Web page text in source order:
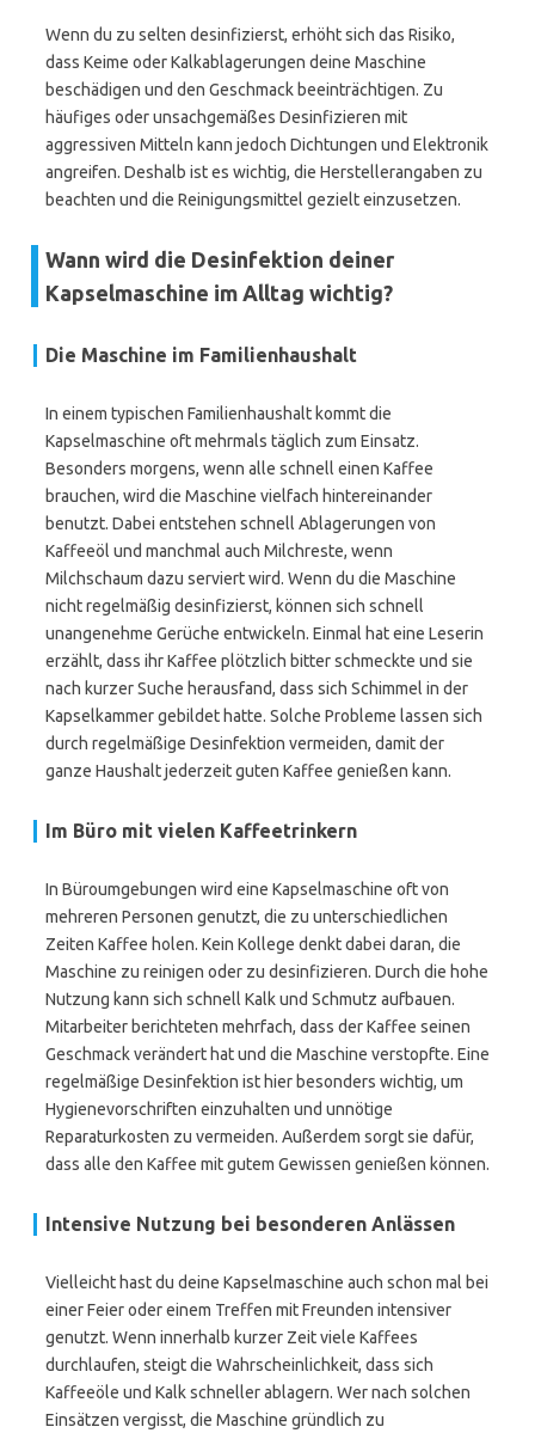
Wenn du zu selten desinfizierst, erhöht sich das Risiko,
dass Keime oder Kalkablagerungen deine Maschine
beschädigen und den Geschmack beeinträchtigen. Zu
häufiges oder unsachgemäßes Desinfizieren mit
aggressiven Mitteln kann jedoch Dichtungen und Elektronik
angreifen. Deshalb ist es wichtig, die Herstellerangaben zu
beachten und die Reinigungsmittel gezielt einzusetzen.
Wann wird die Desinfektion deiner
Kapselmaschine im Alltag wichtig?
Die Maschine im Familienhaushalt
In einem typischen Familienhaushalt kommt die
Kapselmaschine oft mehrmals täglich zum Einsatz.
Besonders morgens, wenn alle schnell einen Kaffee
brauchen, wird die Maschine vielfach hintereinander
benutzt. Dabei entstehen schnell Ablagerungen von
Kaffeeöl und manchmal auch Milchreste, wenn
Milchschaum dazu serviert wird. Wenn du die Maschine
nicht regelmäßig desinfizierst, können sich schnell
unangenehme Gerüche entwickeln. Einmal hat eine Leserin
erzählt, dass ihr Kaffee plötzlich bitter schmeckte und sie
nach kurzer Suche herausfand, dass sich Schimmel in der
Kapselkammer gebildet hatte. Solche Probleme lassen sich
durch regelmäßige Desinfektion vermeiden, damit der
ganze Haushalt jederzeit guten Kaffee genießen kann.
Im Büro mit vielen Kaffeetrinkern
In Büroumgebungen wird eine Kapselmaschine oft von
mehreren Personen genutzt, die zu unterschiedlichen
Zeiten Kaffee holen. Kein Kollege denkt dabei daran, die
Maschine zu reinigen oder zu desinfizieren. Durch die hohe
Nutzung kann sich schnell Kalk und Schmutz aufbauen.
Mitarbeiter berichteten mehrfach, dass der Kaffee seinen
Geschmack verändert hat und die Maschine verstopfte. Eine
regelmäßige Desinfektion ist hier besonders wichtig, um
Hygienevorschriften einzuhalten und unnötige
Reparaturkosten zu vermeiden. Außerdem sorgt sie dafür,
dass alle den Kaffee mit gutem Gewissen genießen können.
Intensive Nutzung bei besonderen Anlässen
Vielleicht hast du deine Kapselmaschine auch schon mal bei
einer Feier oder einem Treffen mit Freunden intensiver
genutzt. Wenn innerhalb kurzer Zeit viele Kaffees
durchlaufen, steigt die Wahrscheinlichkeit, dass sich
Kaffeeöle und Kalk schneller ablagern. Wer nach solchen
Einsätzen vergisst, die Maschine gründlich zu